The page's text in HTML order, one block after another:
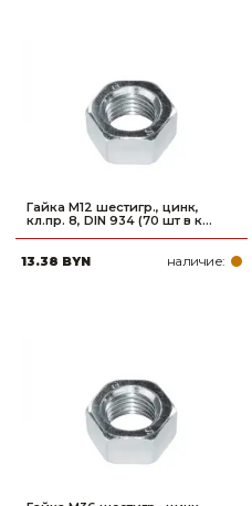
Гайка М12 шестигр., цинк,
кл.пр. 8, DIN 934 (70 шт в к...
13.38 BYN наличие: